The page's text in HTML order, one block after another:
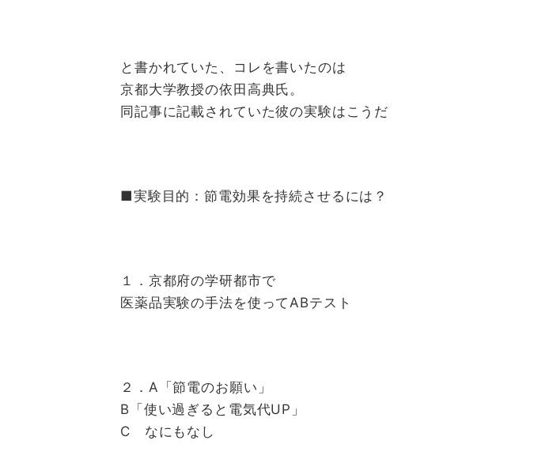
と書かれていた、コレを書いたのは
京都大学教授の依田高典氏。
同記事に記載されていた彼の実験はこうだ
■実験目的：節電効果を持続させるには？
１．京都府の学研都市で
医薬品実験の手法を使ってABテスト
２．A「節電のお願い」
B「使い過ぎると電気代UP」
C なにもなし